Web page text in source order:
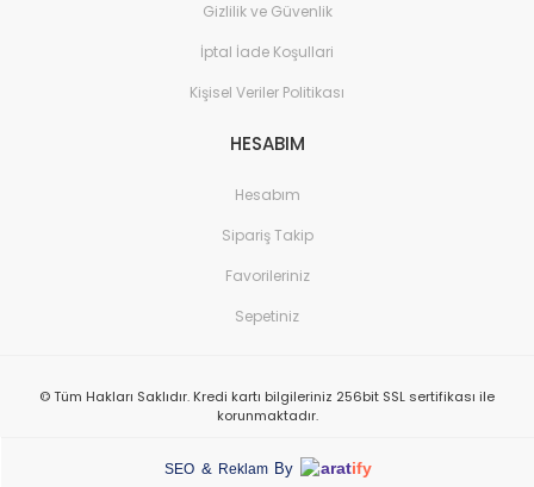
Gizlilik ve Güvenlik
İptal İade Koşullari
Kişisel Veriler Politikası
HESABIM
Hesabım
Sipariş Takip
Favorileriniz
Sepetiniz
© Tüm Hakları Saklıdır. Kredi kartı bilgileriniz 256bit SSL sertifikası ile
korunmaktadır.
SEO & Reklam By aratify